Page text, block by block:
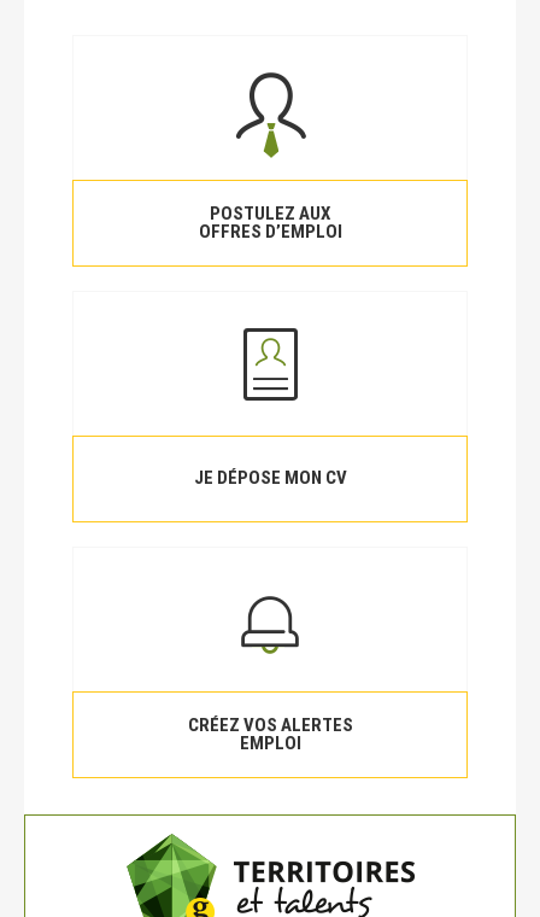
POSTULEZ AUX
OFFRES D’EMPLOI
JE DÉPOSE MON CV
CRÉEZ VOS ALERTES
EMPLOI